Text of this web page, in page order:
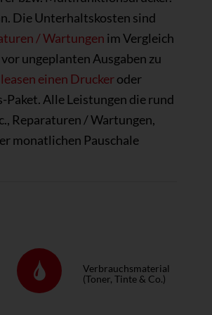
Die Unterhaltskosten sind
/ Wartungen im Vergleich
ungeplanten Ausgaben zu
einen Druckeroder
Pa­ket. Alle Leistungen die rund
Reparaturen / Wartungen,
monatlichen Pauschale
Verbrauchsmaterial
(Toner, Tinte & Co.)